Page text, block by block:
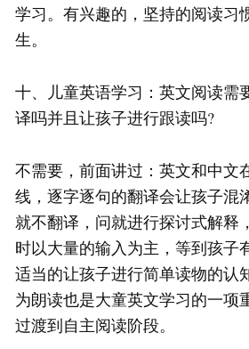
学习。有兴趣的，坚持的阅读习
生。
十、儿童英语学习：英文阅读需
译吗并且让孩子进行跟读吗?
不需要，前面讲过：英文和中文
线，逐字逐句的翻译会让孩子混
就不翻译，问就进行探讨式解释
时以大量的输入为主，等到孩子
适当的让孩子进行简单读物的认
为朗读也是大童英文学习的一项
过渡到自主阅读阶段。